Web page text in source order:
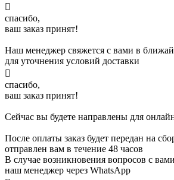

спасибо,
ваш заказ принят!
Наш менеджер свяжется с вами в
для уточнения условий доставки

спасибо,
ваш заказ принят!
Сейчас вы будете направлены для
После оплаты заказ будет передан на
отправлен вам в течение 48 часов
В случае возникновения вопросов с
наш менеджер через WhatsApp